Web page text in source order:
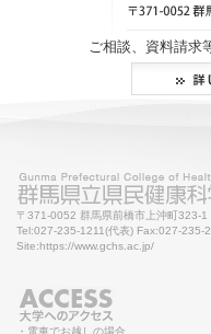
ご相談、資料請求
〒371-0052 群馬県前橋市上沖町323-1
Tel:027-235-1211(代表) Fax:027-235-
Site:https://www.gchs.ac.jp/
・電車でお越しの場合